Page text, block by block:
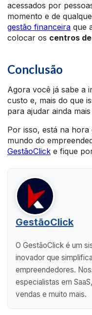
acessados por
momento e de
gestão financeira que
colocar os centros
Conclusão
Agora você já sabe a
custo e, mais do que
para ajudar ainda
Por isso, está na
mundo do
GestãoClick e fique
GestãoClick
O GestãoClick é um
inovador que
empreendedores.
especialistas em
vendas e muito mais.